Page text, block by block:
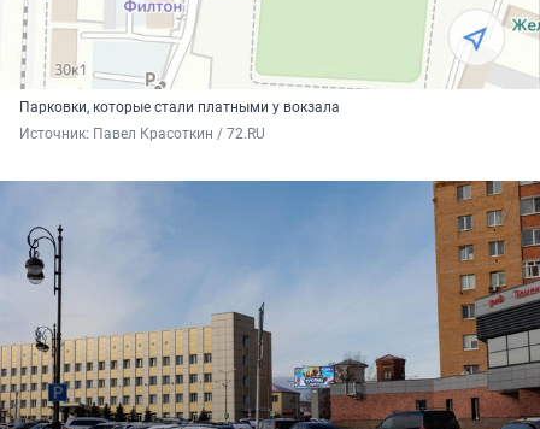
Парковки, которые стали платными у вокзала
Источник: Павел Красоткин / 72.RU